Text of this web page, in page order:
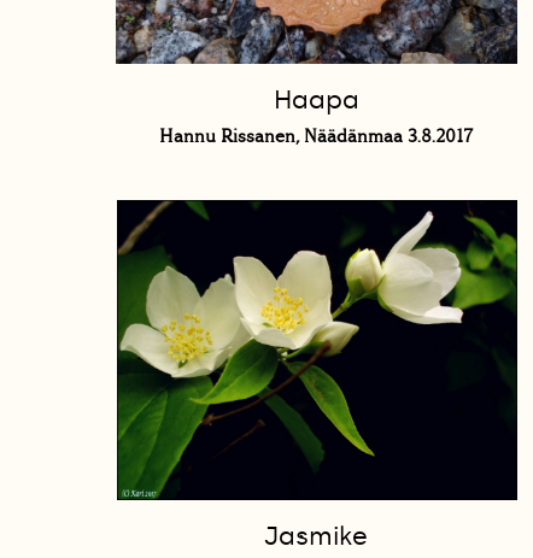
Haapa
Hannu Rissanen, Näädänmaa 3.8.2017
Jasmike